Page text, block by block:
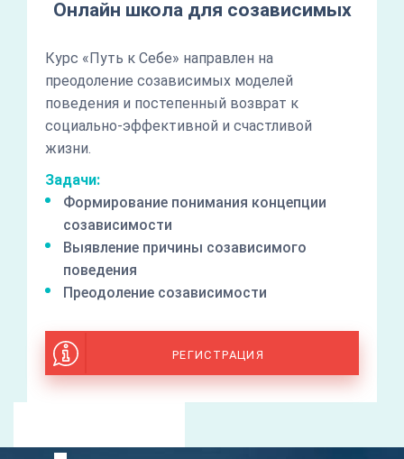
Онлайн школа для созависимых
Курс «Путь к Себе» направлен на
преодоление созависимых моделей
поведения и постепенный возврат к
социально-эффективной и счастливой
жизни.
Задачи:
Формирование понимания концепции
созависимости
Выявление причины созависимого
поведения
Преодоление созависимости
РЕГИСТРАЦИЯ